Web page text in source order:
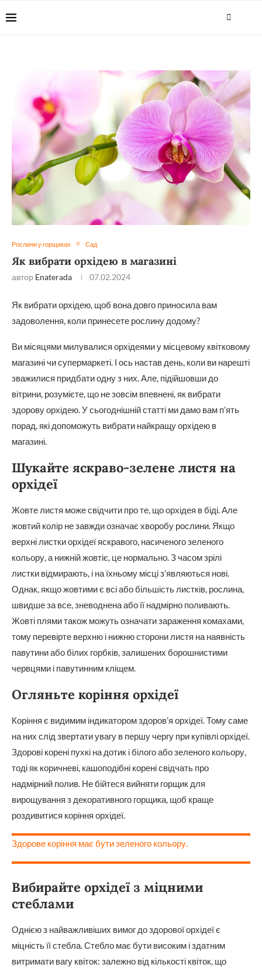
Рослини у горщиках Сад
Як вибрати орхідею в магазині
автор Enaterada 07.02.2024
Як вибрати орхідею, щоб вона довго приносила вам
задоволення, коли принесете рослину додому?
Ви місяцями милувалися орхідеями у місцевому квітковому
магазині чи супермаркеті. І ось настав день, коли ви нарешті
зважилися придбати одну з них. Але, підійшовши до
вітрини, розумієте, що не зовсім впевнені, як вибрати
здорову орхідею. У сьогоднішній статті ми дамо вам п’ять
порад, які допоможуть вибрати найкращу орхідею в
магазині.
Шукайте яскраво-зелене листя на
орхідеї
Жовте листя може свідчити про те, що орхідея в біді. Але
жовтий колір не завжди означає хворобу рослини. Якщо
верхні листки орхідеї яскравого, насиченого зеленого
кольору, а нижній жовтіє, це нормально. З часом зрілі
листки відмирають, і на їхньому місці з’являються нові.
Однак, якщо жовтими є всі або більшість листків, рослина,
швидше за все, зневоднена або її надмірно поливають.
Жовті плями також можуть означати зараження комахами,
тому перевірте верхню і нижню сторони листя на наявність
павутини або білих горбків, залишених борошнистими
червцями і павутинним кліщем.
Огляньте коріння орхідеї
Коріння є видимим індикатором здоров’я орхідеї. Тому саме
на них слід звертати увагу в першу чергу при купівлі орхідеї.
Здорові корені пухкі на дотик і білого або зеленого кольору,
тоді як коричневі, кашоподібні корені свідчать про
надмірний полив. Не бійтеся вийняти горщик для
вирощування з декоративного горщика, щоб краще
роздивитися коріння орхідеї.
Здорове коріння має бути зеленого кольору.
Вибирайте орхідеї з міцними
стеблами
Однією з найважливіших вимог до здорової орхідеї є
міцність її стебла. Стебло має бути високим і здатним
витримати вагу квіток: залежно від кількості квіток, що